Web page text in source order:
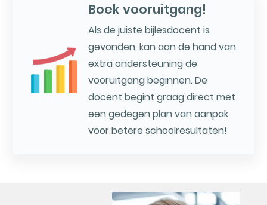
Boek vooruitgang!
Als de juiste bijlesdocent is
gevonden, kan aan de hand van
extra ondersteuning de
vooruitgang beginnen. De
docent begint graag direct met
een gedegen plan van aanpak
voor betere schoolresultaten!